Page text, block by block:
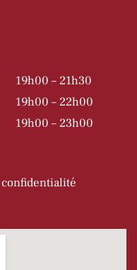
19h00 – 21h30
19h00 – 22h00
19h00 – 23h00